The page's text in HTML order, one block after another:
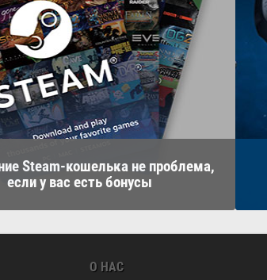
Steam-кошелька не проблема,
если у вас есть бонусы
О НАС